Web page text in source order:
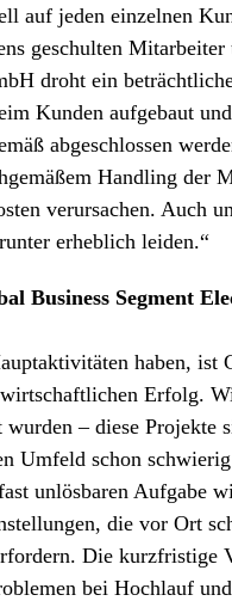
auf jeden einzelnen
geschulten
droht ein
Kunden aufgebaut
abgeschlossen
Handling der
verursachen. Auch
erheblich leiden.“
Business Segment
haben, ist
Erfolg.
– diese Projekte
Umfeld schon
unlösbaren Aufgabe
die vor Ort
Die kurzfristige
bei Hochlauf